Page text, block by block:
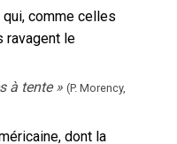
comme celles
ravagent le
à tente » (P. Morency,
dont la